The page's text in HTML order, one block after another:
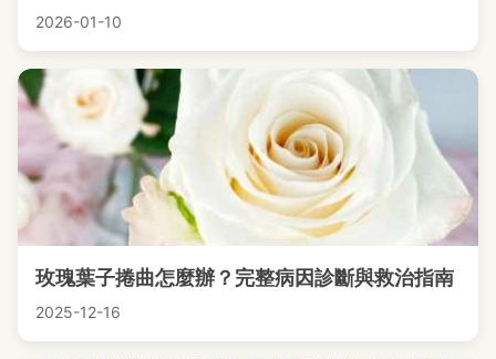
2026-01-10
玫瑰葉子捲曲怎麼辦？完整病因診斷與救治指南
2025-12-16